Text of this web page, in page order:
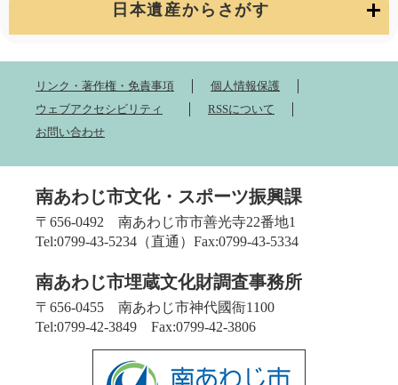
日本遺産からさがす
リンク・著作権・免責事項
個人情報保護
ウェブアクセシビリティ
RSSについて
お問い合わせ
南あわじ市文化・スポーツ振興課
〒656-0492 南あわじ市市善光寺22番地1
Tel:0799-43-5234（直通）Fax:0799-43-5334
南あわじ市埋蔵文化財調査事務所
〒656-0455 南あわじ市神代國衙1100
Tel:0799-42-3849 Fax:0799-42-3806